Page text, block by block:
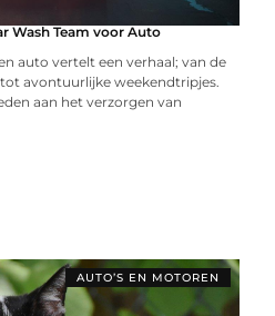
Wash Team voor Auto
auto vertelt een verhaal; van de
avontuurlijke weekendtripjes.
aan het verzorgen van
AUTO’S EN MOTOREN